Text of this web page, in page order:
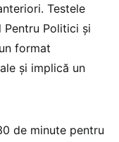
Testele
Pentru Politici și
format
și implică un
de minute pentru